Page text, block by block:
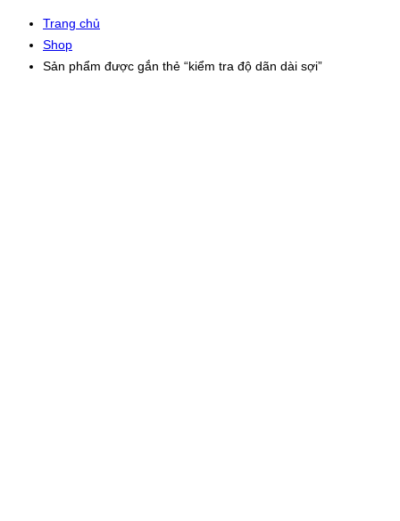
Trang chủ
Shop
Sản phẩm được gắn thẻ “kiểm tra độ dãn dài sợi”